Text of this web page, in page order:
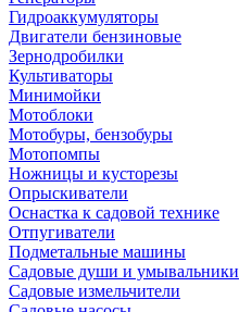
Гидроаккумуляторы
Двигатели бензиновые
Зернодробилки
Культиваторы
Минимойки
Мотоблоки
Мотобуры, бензобуры
Мотопомпы
Ножницы и кусторезы
Опрыскиватели
Оснастка к садовой технике
Отпугиватели
Подметальные машины
Садовые души и умывальники
Садовые измельчители